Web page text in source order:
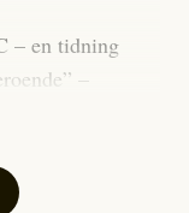
– en tidning
–
”röd, grön och